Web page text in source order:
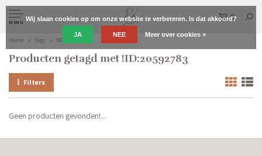
MENU
0
Home Tags !ID:20592783
Producten getagd met !ID:20592783
Filters
Geen producten gevonden!...
Wij slaan cookies op om onze website te verbeteren. Is dat akkoord?
JA NEE Meer over cookies »